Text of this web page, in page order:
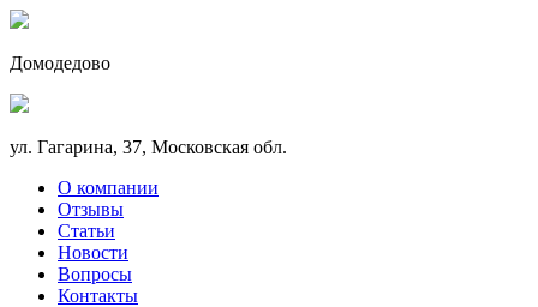
Домодедово
ул. Гагарина, 37, Московская обл.
О компании
Отзывы
Статьи
Новости
Вопросы
Контакты